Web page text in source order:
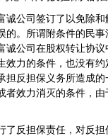
诚公司签订了以免除
的。所谓附条件的民
诚公司在股权转让协
效力的条件，也没有
担反担保义务所造成
者效力消灭的条件，
了反担保责任，对反